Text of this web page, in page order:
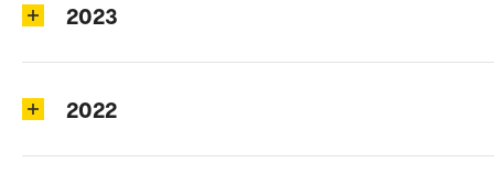
2023
2022